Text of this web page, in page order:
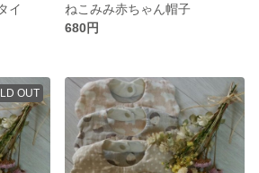
イ
ねこみみ赤ちゃん帽子
680円
OUT